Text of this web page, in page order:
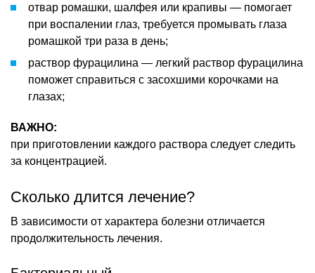
отвар ромашки, шалфея или крапивы — помогает
при воспалении глаз, требуется промывать глаза
ромашкой три раза в день;
раствор фурацилина — легкий раствор фурацилина
поможет справиться с засохшими корочками на
глазах;
ВАЖНО:
при приготовлении каждого раствора следует следить
за концентрацией.
Сколько длится лечение?
В зависимости от характера болезни отличается
продолжительность лечения.